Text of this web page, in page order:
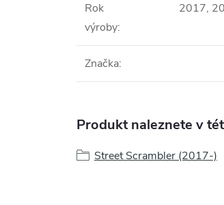
Rok
výroby:
2017,
Značka:
Produkt naleznete v
Street Scrambler (2017-)